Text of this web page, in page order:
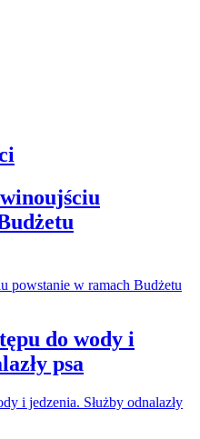
do wody i
psa